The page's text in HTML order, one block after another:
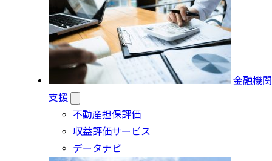
金融機関
支援
不動産担保評価
収益評価サービス
データナビ